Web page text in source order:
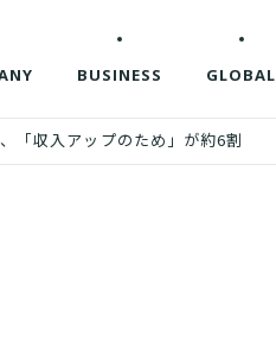
BUSINESS GLOBAL
「収入アップのため」が約6割